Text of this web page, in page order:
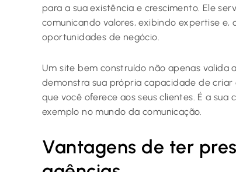
para a sua existência e crescimento. Ele
comunicando valores, exibindo expertise
oportunidades de negócio.
Um site bem construído não apenas valida
demonstra sua própria capacidade de
que você oferece aos seus clientes. É a
exemplo no mundo da comunicação.
Vantagens de ter